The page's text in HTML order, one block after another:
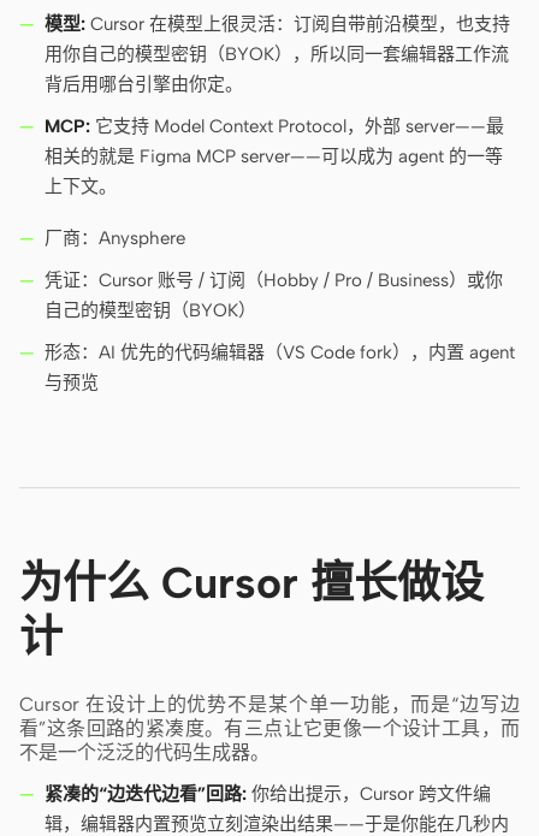
模板 技能
设计系统
博客
教程 比较
版主 Events
Discord
模型: Cursor 在模型上很灵活：订阅自带前沿模型，也支持
用你自己的模型密钥（BYOK），所以同一套编辑器工作流
背后用哪台引擎由你定。
MCP: 它支持 Model Context Protocol，外部 server——最
相关的就是 Figma MCP server——可以成为 agent 的一等
上下文。
厂商：Anysphere
凭证：Cursor 账号 / 订阅（Hobby / Pro / Business）或你
自己的模型密钥（BYOK）
形态：AI 优先的代码编辑器（VS Code fork），内置 agent
与预览
为什么 Cursor 擅长做设
计
Cursor 在设计上的优势不是某个单一功能，而是“边写边
看”这条回路的紧凑度。有三点让它更像一个设计工具，而
不是一个泛泛的代码生成器。
紧凑的“边迭代边看”回路: 你给出提示，Cursor 跨文件编
辑，编辑器内置预览立刻渲染出结果——于是你能在几秒内